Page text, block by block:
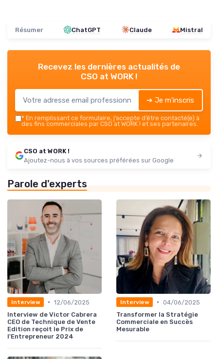
Résumer ChatGPT Claude Mistral
Recevez les dernières actualités de
CSO at WORK !
➔ Je m'inscris
* En remplissant ce formulaire, j’accepte d’être contacté(e) à
des fins commerciales par CSO at WORK ! et ses partenaires.
CSO at WORK !
Ajoutez-nous à vos sources préférées sur Google
Parole d'experts
Interview • 12/06/2025
Interview de Victor Cabrera
CEO de Technique de Vente
Edition reçoit le Prix de
l'Entrepreneur 2024
Interview • 04/06/2025
Transformer la Stratégie
Commerciale en Succès
Mesurable